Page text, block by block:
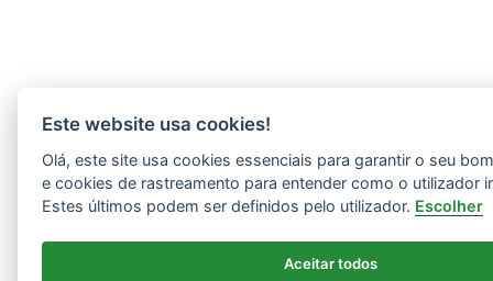
Este website usa cookies!
Olá, este site usa cookies essenciais para garantir o seu
e cookies de rastreamento para entender como o utilizador
Estes últimos podem ser definidos pelo utilizador. Escolher
Aceitar todos